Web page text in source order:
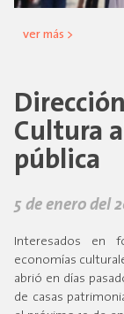
ver más >
Cultura
pública
5 de enero del
Interesados en
economías
abrió en días
de casas